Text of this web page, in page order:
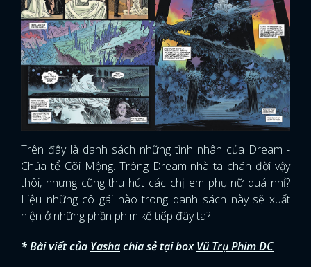
Trên đây là danh sách những tình nhân của Dream -
Chúa tể Cõi Mộng. Trông Dream nhà ta chán đời vậy
thôi, nhưng cũng thu hút các chị em phụ nữ quá nhỉ?
Liệu những cô gái nào trong danh sách này sẽ xuất
hiện ở những phần phim kế tiếp đây ta?
* Bài viết của Yashachia sẻ tại boxVũ Trụ Phim DC